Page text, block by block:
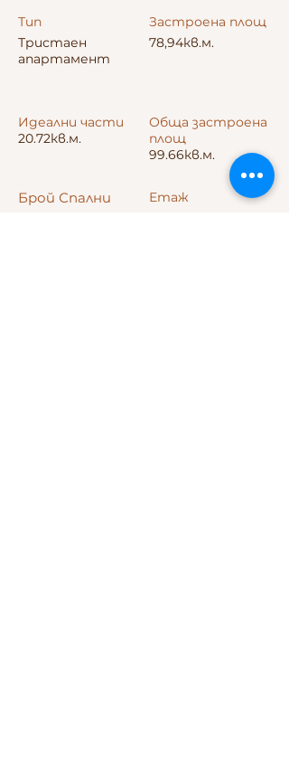
Тип
Тристаен
апартамент
Застроена площ
78,94кв.м.
Идеални части
20.72кв.м.
Обща застроена
площ
99.66кв.м.
Брой Спални
Етаж